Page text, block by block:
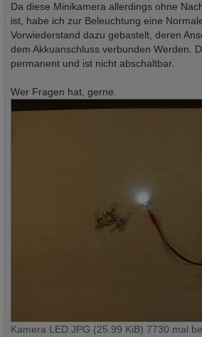
Da diese Minikamera allerdings ohne
ist, habe ich zur Beleuchtung eine
Vorwiederstand dazu gebastelt, deren
dem Akkuanschluss verbunden Werden.
permanent und ist nicht abschaltbar.
Wer Fragen hat, gerne.
Kamera LED.JPG (25.99 KiB) 7730 mal